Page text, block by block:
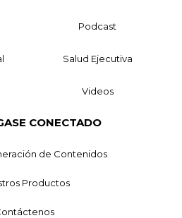
Podcast
Salud Ejecutiva
Videos
CONECTADO
de Contenidos
Productos